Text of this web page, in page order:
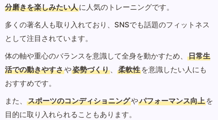
分磨きを楽しみたい人に人気のトレーニングです。
多くの著名人も取り入れており、SNSでも話題のフィットネス
として注目されています。
体の軸や重心のバランスを意識して全身を動かすため、
日常生
活での動きやすさや姿勢づくり 、 柔軟性 を意識したい人にも
おすすめです。
また、
スポーツのコンディショニングやパフォーマンス向上 を
目的に取り入れられることもあります。